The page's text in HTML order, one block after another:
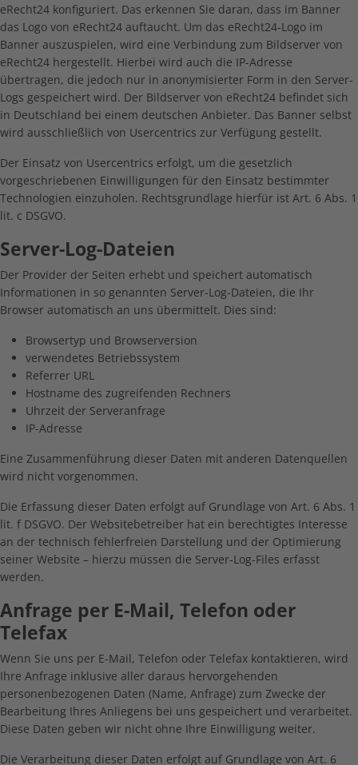
eRecht24 konfiguriert. Das erkennen Sie daran, dass im Banner
das Logo von eRecht24 auftaucht. Um das eRecht24-Logo im
Banner auszuspielen, wird eine Verbindung zum Bildserver von
eRecht24 hergestellt. Hierbei wird auch die IP-Adresse
übertragen, die jedoch nur in anonymisierter Form in den Server-
Logs gespeichert wird. Der Bildserver von eRecht24 befindet sich
in Deutschland bei einem deutschen Anbieter. Das Banner selbst
wird ausschließlich von Usercentrics zur Verfügung gestellt.
Der Einsatz von Usercentrics erfolgt, um die gesetzlich
vorgeschriebenen Einwilligungen für den Einsatz bestimmter
Technologien einzuholen. Rechtsgrundlage hierfür ist Art. 6 Abs. 1
lit. c DSGVO.
Server-Log-Dateien
Der Provider der Seiten erhebt und speichert automatisch
Informationen in so genannten Server-Log-Dateien, die Ihr
Browser automatisch an uns übermittelt. Dies sind:
Browsertyp und Browserversion
verwendetes Betriebssystem
Referrer URL
Hostname des zugreifenden Rechners
Uhrzeit der Serveranfrage
IP-Adresse
Eine Zusammenführung dieser Daten mit anderen Datenquellen
wird nicht vorgenommen.
Die Erfassung dieser Daten erfolgt auf Grundlage von Art. 6 Abs. 1
lit. f DSGVO. Der Websitebetreiber hat ein berechtigtes Interesse
an der technisch fehlerfreien Darstellung und der Optimierung
seiner Website – hierzu müssen die Server-Log-Files erfasst
werden.
Anfrage per E-Mail, Telefon oder
Telefax
Wenn Sie uns per E-Mail, Telefon oder Telefax kontaktieren, wird
Ihre Anfrage inklusive aller daraus hervorgehenden
personenbezogenen Daten (Name, Anfrage) zum Zwecke der
Bearbeitung Ihres Anliegens bei uns gespeichert und verarbeitet.
Diese Daten geben wir nicht ohne Ihre Einwilligung weiter.
Die Verarbeitung dieser Daten erfolgt auf Grundlage von Art. 6